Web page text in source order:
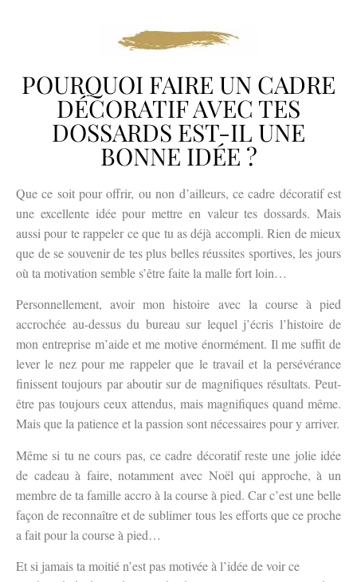
POURQUOI FAIRE UN CADRE
DÉCORATIF AVEC TES
DOSSARDS EST-IL UNE
BONNE IDÉE ?
Que ce soit pour offrir, ou non d’ailleurs, ce cadre décoratif est
une excellente idée pour mettre en valeur tes dossards. Mais
aussi pour te rappeler ce que tu as déjà accompli. Rien de mieux
que de se souvenir de tes plus belles réussites sportives, les jours
où ta motivation semble s’être faite la malle fort loin…
Personnellement, avoir mon histoire avec la course à pied
accrochée au-dessus du bureau sur lequel j’écris l’histoire de
mon entreprise m’aide et me motive énormément. Il me suffit de
lever le nez pour me rappeler que le travail et la persévérance
finissent toujours par aboutir sur de magnifiques résultats. Peut-
être pas toujours ceux attendus, mais magnifiques quand même.
Mais que la patience et la passion sont nécessaires pour y arriver.
Même si tu ne cours pas, ce cadre décoratif reste une jolie idée
de cadeau à faire, notamment avec Noël qui approche, à un
membre de ta famille accro à la course à pied. Car c’est une belle
façon de reconnaître et de sublimer tous les efforts que ce proche
a fait pour la course à pied…
Et si jamais ta moitié n’est pas motivée à l’idée de voir ce